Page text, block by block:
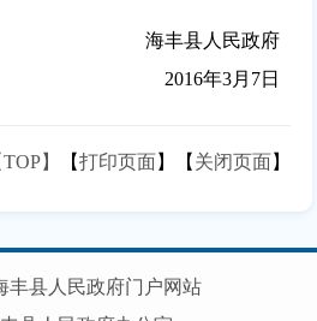
海丰县人民政府
2016年3月7日
TOP】 【打印页面】【 关闭页面】
丰县人民政府门户网站